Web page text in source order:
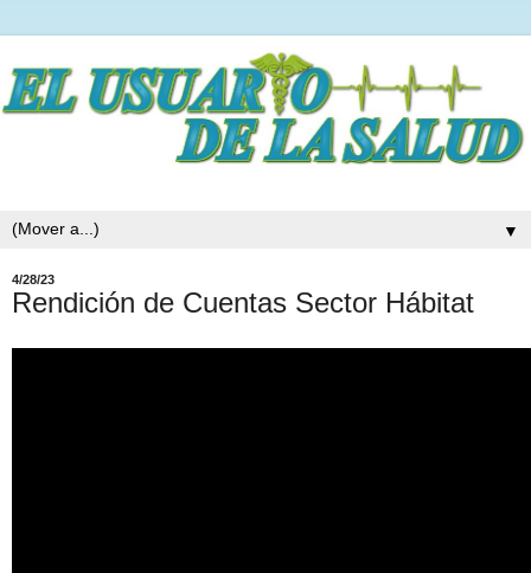
▼
4/28/23
Rendición de Cuentas Sector Hábitat